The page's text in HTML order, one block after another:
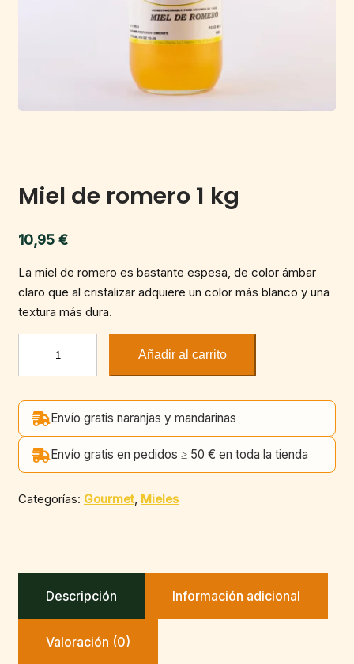
Miel de romero 1 kg
10,95 €
La miel de romero es bastante espesa, de color ámbar
claro que al cristalizar adquiere un color más blanco y una
textura más dura.
1
cantidad
Añadir al carrito
Envío gratis naranjas y mandarinas
Envío gratis en pedidos ≥ 50 € en toda la tienda
Categorías: Gourmet, Mieles
Descripción Información adicional
Valoración (0)